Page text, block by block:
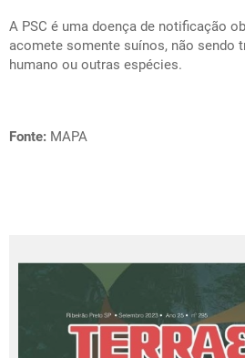
A PSC é uma doença de notificação
acomete somente suínos, não sendo
humano ou outras espécies.
Fonte: MAPA